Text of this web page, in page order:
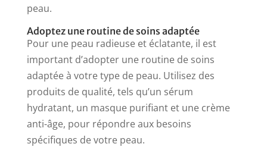
peau.
Adoptez une routine de soins adaptée
Pour une peau radieuse et éclatante, il est
important d’adopter une routine de soins
adaptée à votre type de peau. Utilisez des
produits de qualité, tels qu’un sérum
hydratant, un masque purifiant et une crème
anti-âge, pour répondre aux besoins
spécifiques de votre peau.